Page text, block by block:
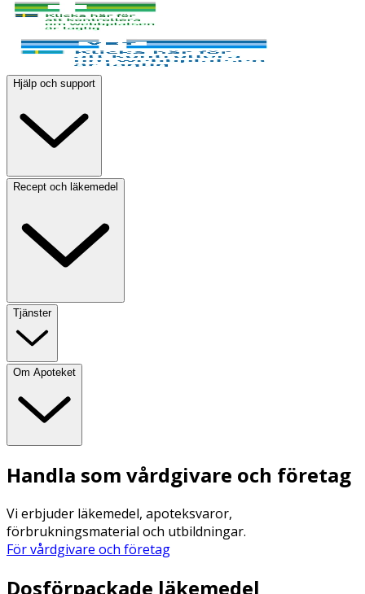
Hjälp och support
Recept och läkemedel
Tjänster
Om Apoteket
Handla som vårdgivare och företag
Vi erbjuder läkemedel, apoteksvaror,
förbrukningsmaterial och utbildningar.
För vårdgivare och företag
Dosförpackade läkemedel